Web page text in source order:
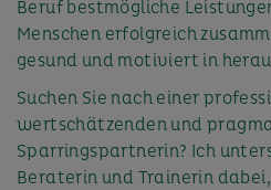
Beruf bestmögliche
Menschen erfolgreich
gesund und motiviert in
Suchen Sie nach einer
wertschätzenden und
Sparringspartnerin? Ich
Beraterin und Trainerin